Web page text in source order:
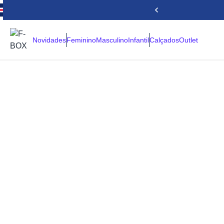
NovidadesFemininoMasculinoInfantilCalçadosOutlet